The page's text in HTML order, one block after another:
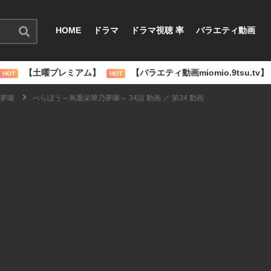
HOME ドラマ ドラマ視聴 率 バラエティ動画
HOT 【土曜プレミアム】 HOT 【バラエティ動画miomio.9tsu.tv】
噺 べらぼう～蔦重栄華乃夢噺～ 34話 動画 ／ 第34 動画